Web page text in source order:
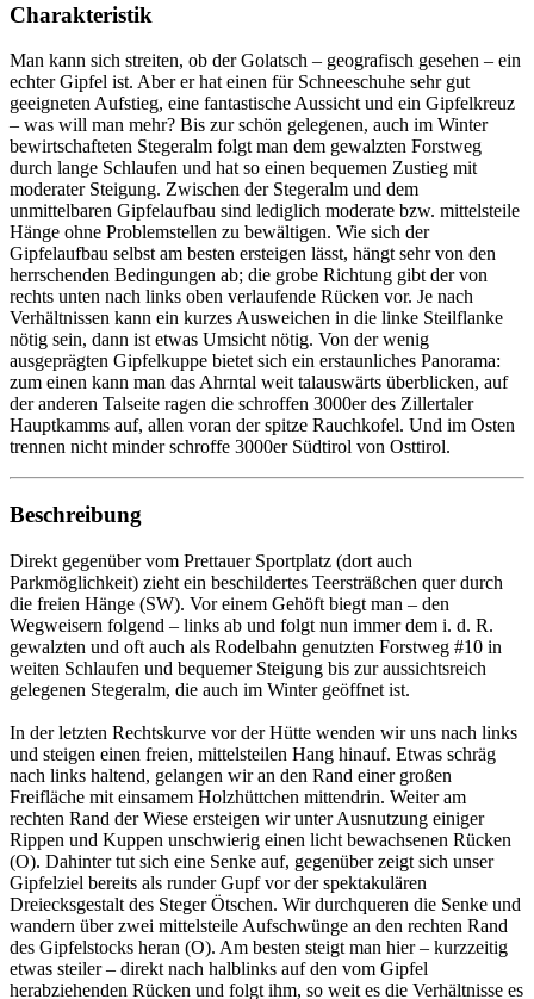
Charakteristik
Man kann sich streiten, ob der Golatsch – geografisch gesehen – ein
echter Gipfel ist. Aber er hat einen für Schneeschuhe sehr gut
geeigneten Aufstieg, eine fantastische Aussicht und ein Gipfelkreuz
– was will man mehr? Bis zur schön gelegenen, auch im Winter
bewirtschafteten Stegeralm folgt man dem gewalzten Forstweg
durch lange Schlaufen und hat so einen bequemen Zustieg mit
moderater Steigung. Zwischen der Stegeralm und dem
unmittelbaren Gipfelaufbau sind lediglich moderate bzw. mittelsteile
Hänge ohne Problemstellen zu bewältigen. Wie sich der
Gipfelaufbau selbst am besten ersteigen lässt, hängt sehr von den
herrschenden Bedingungen ab; die grobe Richtung gibt der von
rechts unten nach links oben verlaufende Rücken vor. Je nach
Verhältnissen kann ein kurzes Ausweichen in die linke Steilflanke
nötig sein, dann ist etwas Umsicht nötig. Von der wenig
ausgeprägten Gipfelkuppe bietet sich ein erstaunliches Panorama:
zum einen kann man das Ahrntal weit talauswärts überblicken, auf
der anderen Talseite ragen die schroffen 3000er des Zillertaler
Hauptkamms auf, allen voran der spitze Rauchkofel. Und im Osten
trennen nicht minder schroffe 3000er Südtirol von Osttirol.
Beschreibung
Direkt gegenüber vom Prettauer Sportplatz (dort auch
Parkmöglichkeit) zieht ein beschildertes Teersträßchen quer durch
die freien Hänge (SW). Vor einem Gehöft biegt man – den
Wegweisern folgend – links ab und folgt nun immer dem i. d. R.
gewalzten und oft auch als Rodelbahn genutzten Forstweg #10 in
weiten Schlaufen und bequemer Steigung bis zur aussichtsreich
gelegenen Stegeralm, die auch im Winter geöffnet ist.
In der letzten Rechtskurve vor der Hütte wenden wir uns nach links
und steigen einen freien, mittelsteilen Hang hinauf. Etwas schräg
nach links haltend, gelangen wir an den Rand einer großen
Freifläche mit einsamem Holzhüttchen mittendrin. Weiter am
rechten Rand der Wiese ersteigen wir unter Ausnutzung einiger
Rippen und Kuppen unschwierig einen licht bewachsenen Rücken
(O). Dahinter tut sich eine Senke auf, gegenüber zeigt sich unser
Gipfelziel bereits als runder Gupf vor der spektakulären
Dreiecksgestalt des Steger Ötschen. Wir durchqueren die Senke und
wandern über zwei mittelsteile Aufschwünge an den rechten Rand
des Gipfelstocks heran (O). Am besten steigt man hier – kurzzeitig
etwas steiler – direkt nach halblinks auf den vom Gipfel
herabziehenden Rücken und folgt ihm, so weit es die Verhältnisse es